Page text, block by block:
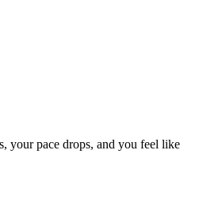
your pace drops, and you feel like